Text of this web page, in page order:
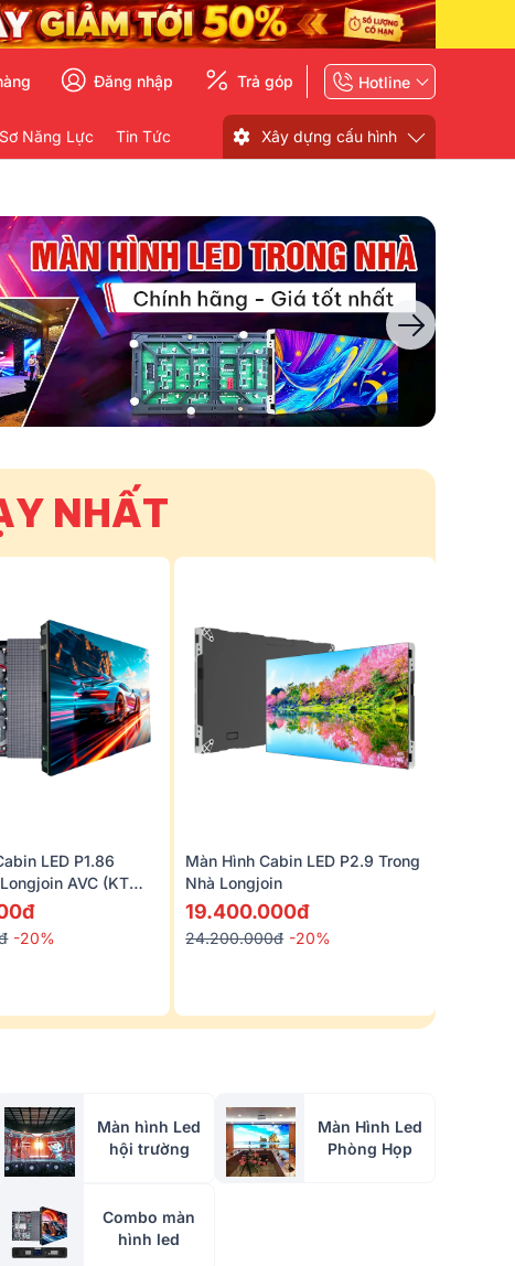
Đăng nhập Trả góp Hotline
Năng Lực Tin Tức Xây dựng cấu hình
NHẤT
LED P1.86
AVC (KT
-20%
Màn Hình Cabin LED P2.9 Trong
Nhà Longjoin
19.400.000đ
24.200.000đ -20%
Màn hình Led
hội trường
Màn Hình Led
Phòng Họp
Combo màn
hình led